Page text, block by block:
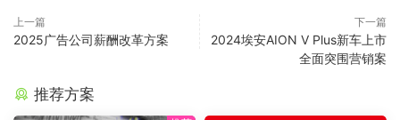
上一篇
2025广告公司薪酬改革方案
下一篇
2024埃安AION V Plus新车上市
全面突围营销案
推荐方案